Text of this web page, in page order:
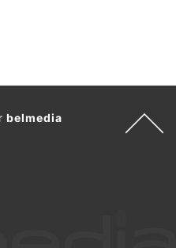
belmedia